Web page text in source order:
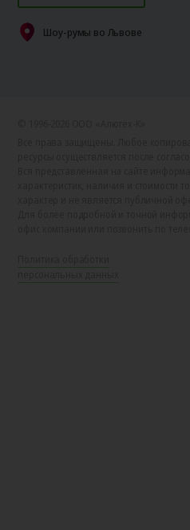
Шоу-румы во Львове